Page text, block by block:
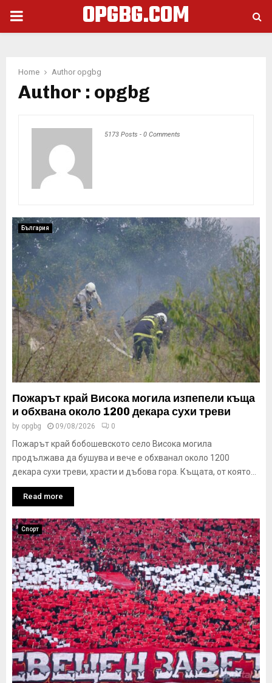
PRIMARY
OPGBG.COM
Home Author opgbg
Author : opgbg
5173 Posts - 0 Comments
България
Пожарът край Висока могила изпепели къща
и обхвана около 1200 декара сухи треви
by opgbg 09/08/2026 0
Пожарът край бобошевското село Висока могила
продължава да бушува и вече е обхванал около 1200
декара сухи треви, храсти и дъбова гора. Къщата, от която...
Read more
Спорт